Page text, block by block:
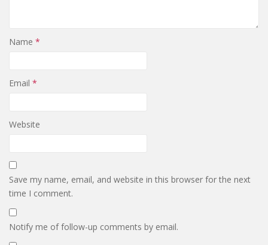
Name *
Email *
Website
Save my name, email, and website in this browser for the next
time I comment.
Notify me of follow-up comments by email.